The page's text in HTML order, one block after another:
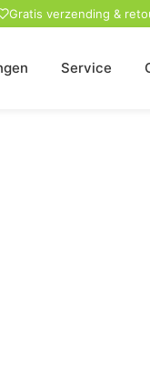
Gratis verzending &
Service